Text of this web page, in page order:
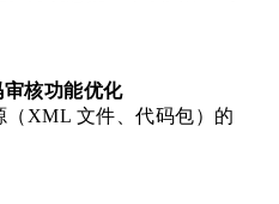
核功能优化
XML 文件、代码包）的